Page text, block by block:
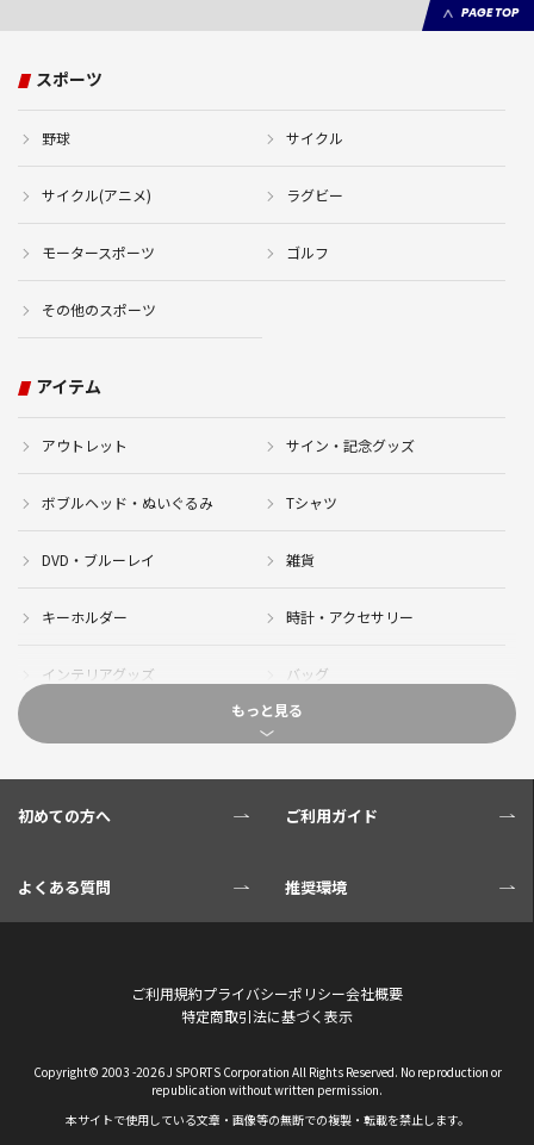
PAGE TOP
スポーツ
野球 サイクル
サイクル(アニメ) ラグビー
モータースポーツ ゴルフ
その他のスポーツ
アイテム
アウトレット サイン・記念グッズ
ボブルヘッド・ぬいぐるみ Tシャツ
DVD・ブルーレイ 雑貨
キーホルダー 時計・アクセサリー
インテリアグッズ バッグ
もっと見る
初めての方へ ご利用ガイド
よくある質問 推奨環境
ご利用規約プライバシーポリシー会社概要
特定商取引法に基づく表示
Copyright© 2003 -2026 J SPORTS Corporation All Rights Reserved. No reproduction or
republication without written permission.
本サイトで使用している文章・画像等の無断での複製・転載を禁止します。